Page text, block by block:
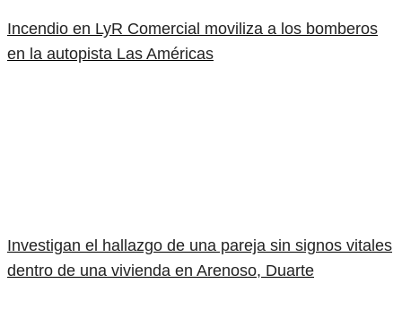
Incendio en LyR Comercial moviliza a los bomberos
en la autopista Las Américas
Investigan el hallazgo de una pareja sin signos vitales
dentro de una vivienda en Arenoso, Duarte